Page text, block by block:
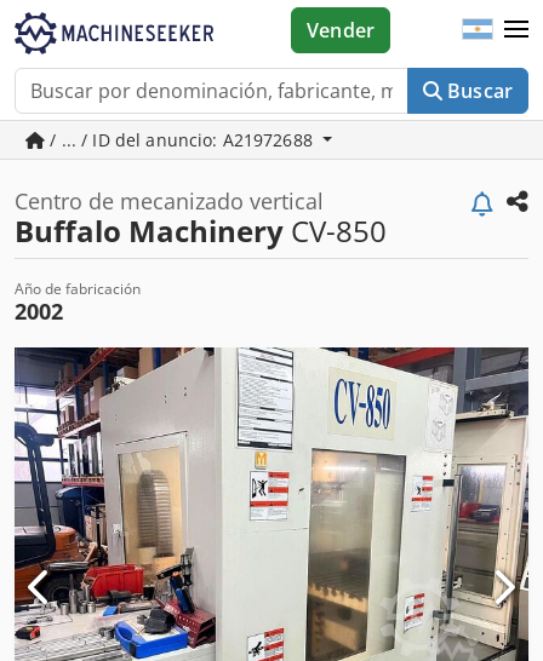
Buscar
Vender
/ ... / ID del anuncio: A21972688
Centro de mecanizado vertical
Buffalo Machinery CV-850
Año de fabricación
2002